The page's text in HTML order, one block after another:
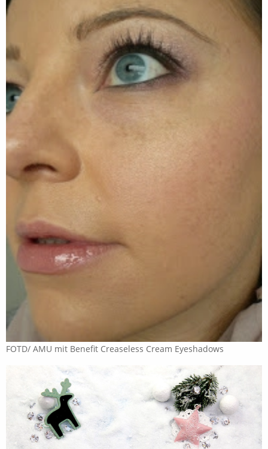
FOTD/ AMU mit Benefit Creaseless Cream Eyeshadows